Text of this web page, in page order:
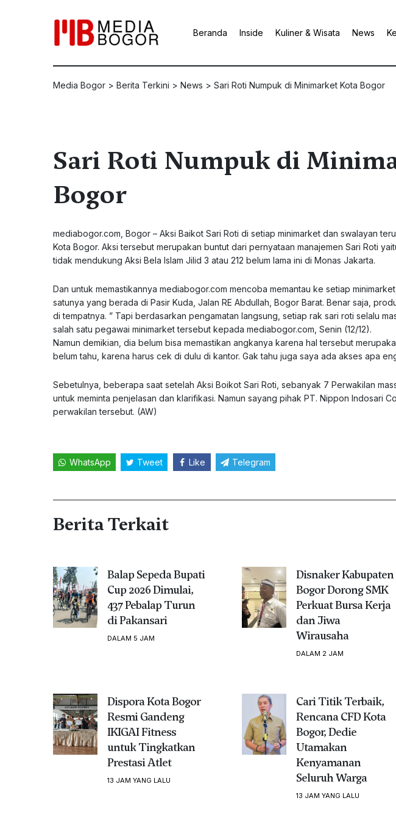
Beranda Inside Kuliner & Wisata News
Media Bogor > Berita Terkini > News > Sari Roti Numpuk di Minimarket Kota Bogor
Sari Roti Numpuk di
Bogor
mediabogor.com, Bogor – Aksi Baikot Sari Roti di setiap minimarket dan swalayan
Kota Bogor. Aksi tersebut merupakan buntut dari pernyataan manajemen Sari Roti
tidak mendukung Aksi Bela Islam Jilid 3 atau 212 belum lama ini di Monas Jakarta.
Dan untuk memastikannya mediabogor.com mencoba memantau ke setiap
satunya yang berada di Pasir Kuda, Jalan RE Abdullah, Bogor Barat. Benar saja,
di tempatnya. ” Tapi berdasarkan pengamatan langsung, setiap rak sari roti selalu
salah satu pegawai minimarket tersebut kepada mediabogor.com, Senin (12/12).
Namun demikian, dia belum bisa memastikan angkanya karena hal tersebut
belum tahu, karena harus cek di dulu di kantor. Gak tahu juga saya ada akses apa
Sebetulnya, beberapa saat setelah Aksi Boikot Sari Roti, sebanyak 7 Perwakilan
untuk meminta penjelasan dan klarifikasi. Namun sayang pihak PT. Nippon Indosari
perwakilan tersebut. (AW)
WhatsApp Tweet Like Telegram
Berita Terkait
Balap Sepeda Bupati
Cup 2026 Dimulai,
437 Pebalap Turun
di Pakansari
DALAM 5 JAM
Disnaker Kabupaten
Bogor Dorong SMK
Perkuat Bursa Kerja
dan Jiwa
Wirausaha
DALAM 2 JAM
Dispora Kota Bogor
Resmi Gandeng
IKIGAI Fitness
untuk Tingkatkan
Prestasi Atlet
13 JAM YANG LALU
Cari Titik Terbaik,
Rencana CFD Kota
Bogor, Dedie
Utamakan
Kenyamanan
Seluruh Warga
13 JAM YANG LALU